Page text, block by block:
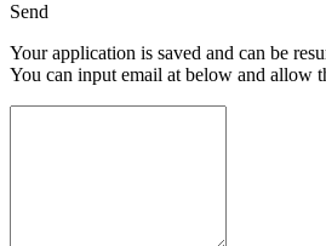
Send
Your application is saved and can be
You can input email at below and allow